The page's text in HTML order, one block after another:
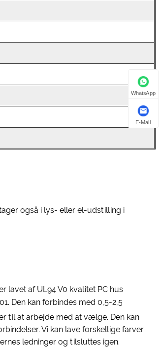
også i lys- eller el-udstilling i
lavet af UL94 V0 kvalitet PC hus
Den kan forbindes med 0,5-2,5
til at arbejde med at vælge. Den kan
Vi kan lave forskellige farver
ledninger og tilsluttes igen.
WhatsApp
E-Mail